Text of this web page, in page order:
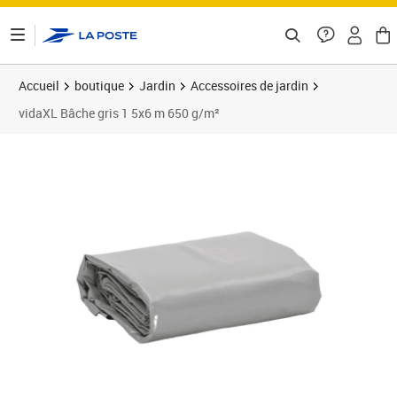
Accueil boutique Jardin
Accessoires de jardin
vidaXL Bâche gris 1 5x6 m 650 g/m²